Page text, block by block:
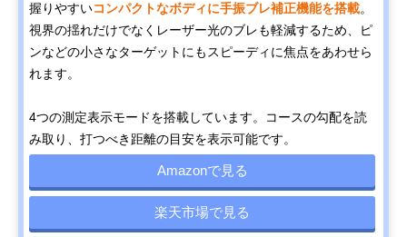
握りやすいコンパクトなボディに手振ブレ補正機能を搭載。
視界の揺れだけでなくレーザー光のブレも軽減するため、ピ
ンなどの小さなターゲットにもスピーディに焦点をあわせら
れます。
4つの測定表示モードを搭載しています。コースの勾配を読
み取り、打つべき距離の目安を表示可能です。
Amazonで見る
楽天市場で見る